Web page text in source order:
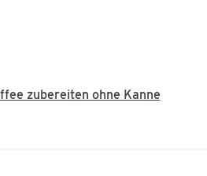
zubereiten ohne Kanne